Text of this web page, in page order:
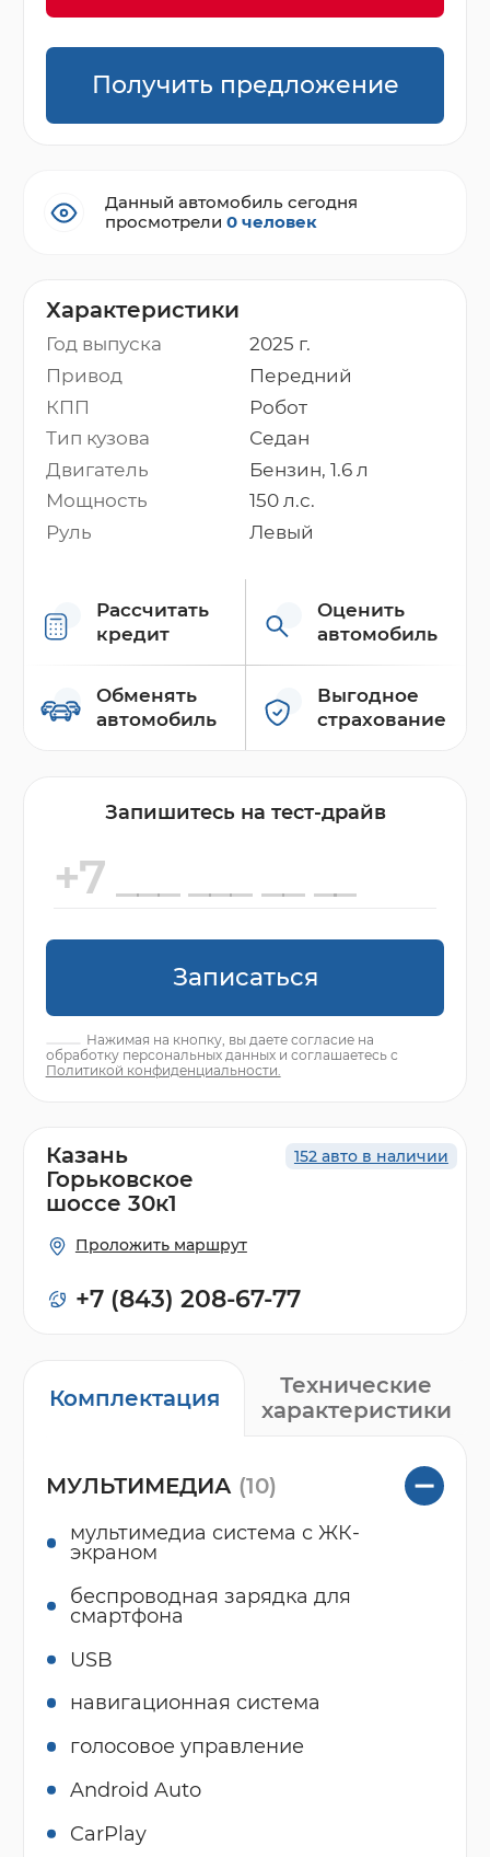
Характеристики
Год выпуска
2025 г.
Привод
Передний
КПП
Робот
Тип кузова
Седан
Двигатель
Бензин, 1.6 л
Мощность
150 л.с.
Руль
Левый
Рассчитать
кредит
Оценить
автомобиль
Обменять
автомобиль
Выгодное
страхование
Получить предложение
Данный автомобиль сегодня
просмотрели0 человек
Запишитесь на тест-драйв
Записаться
Нажимая на кнопку, вы даете согласие на
обработку персональных данных и соглашаетесь с
Политикой конфиденциальности.
Комплектация
Технические
характеристики
МУЛЬТИМЕДИА (10)
мультимедиа система с ЖК-
экраном
беспроводная зарядка для
смартфона
USB
навигационная система
голосовое управление
Android Auto
CarPlay
152 авто в наличии
Казань
Горьковское
шоссе 30к1
Проложить маршрут
+7 (843) 208-67-77